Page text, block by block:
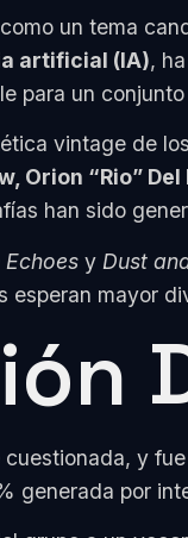
un tema
artificial (IA),
para un
vintage de
Orion “Rio”
han sido
y Dust
mayor
y
generada por